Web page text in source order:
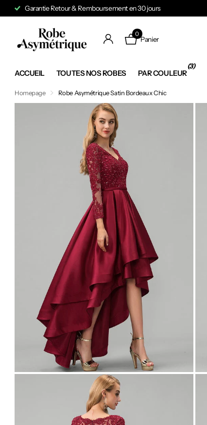
Garantie Retour & Remboursement en 30 jours
0
Panier
ACCUEIL TOUTES NOS ROBES PAR COULEUR
(3)
Homepage Robe Asymétrique Satin Bordeaux Chic